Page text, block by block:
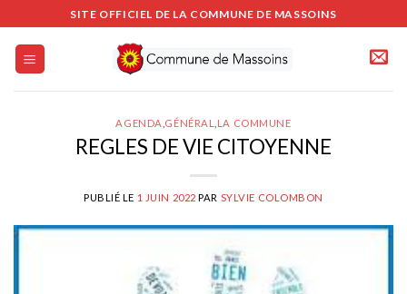
au
contenu
SITE OFFICIEL DE LA COMMUNE DE MASSOINS
AGENDA GÉNÉRAL LA COMMUNE
REGLES DE VIE CITOYENNE
PUBLIÉ LE 1 JUIN 2022 PAR SYLVIE COLOMBON